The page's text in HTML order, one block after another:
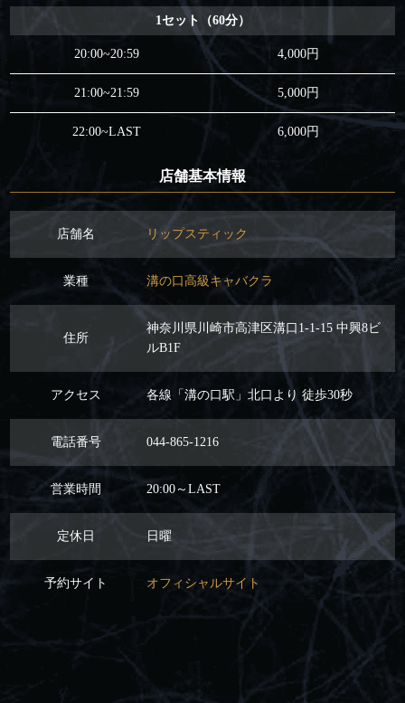
1セット（60分）
20:00~20:59 4,000円
21:00~21:59 5,000円
22:00~LAST 6,000円
店舗基本情報
店舗名 リップスティック
業種 溝の口高級キャバクラ
住所
神奈川県川崎市高津区溝口1-1-15 中興8ビ
ルB1F
アクセス 各線「溝の口駅」北口より 徒歩30秒
電話番号 044-865-1216
営業時間 20:00～LAST
定休日 日曜
予約サイト オフィシャルサイト